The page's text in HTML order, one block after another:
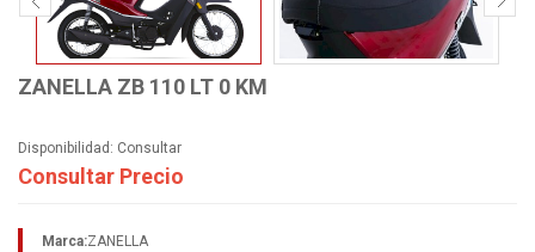
ZANELLA ZB 110 LT 0 KM
Disponibilidad: Consultar
Consultar Precio
Marca:ZANELLA